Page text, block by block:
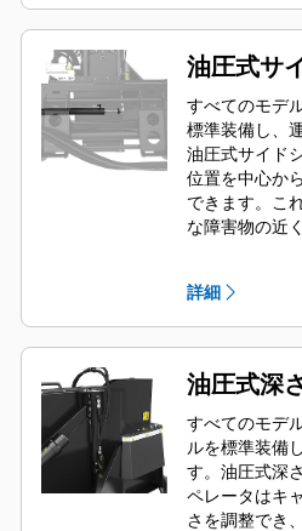
油圧式サ
すべてのモデ
標準装備し、
油圧式サイド
位置を中心か
できます。こ
な障害物の近
詳細
油圧式深
すべてのモデ
ルを標準装備
す。油圧式深
ペレータはキ
さを調整でき